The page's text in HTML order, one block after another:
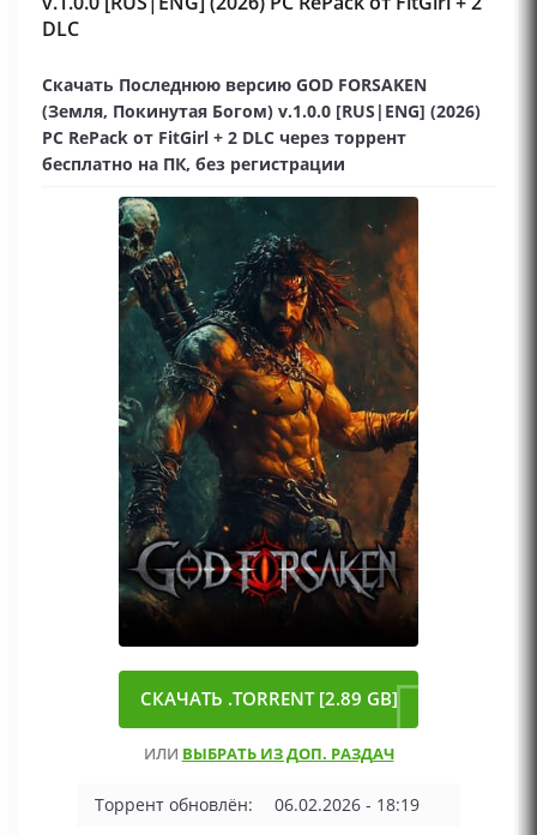
DLC
Скачать Последнюю версию GOD FORSAKEN
(Земля, Покинутая Богом) v.1.0.0 [RUS|ENG] (2026)
PC RePack от FitGirl + 2 DLC через торрент
бесплатно на ПК, без регистрации
СКАЧАТЬ .TORRENT [2.89 GB]
ИЛИ ВЫБРАТЬ ИЗ ДОП. РАЗДАЧ
Торрент обновлён:
06.02.2026 - 18:19